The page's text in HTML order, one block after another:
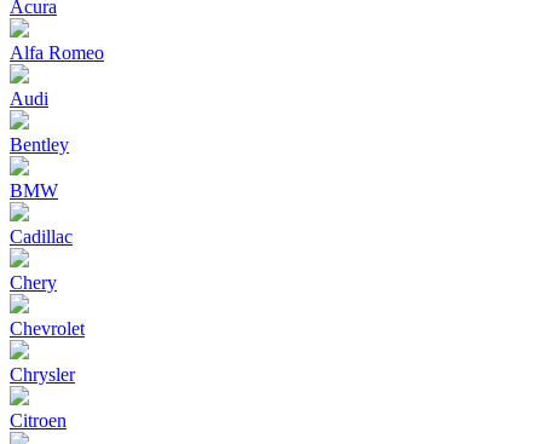
Acura
Alfa Romeo
Audi
Bentley
BMW
Cadillac
Chery
Chevrolet
Chrysler
Citroen